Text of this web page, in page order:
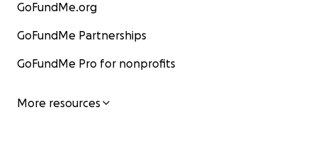
GoFundMe.org
GoFundMe Partnerships
GoFundMe Pro for nonprofits
More resources